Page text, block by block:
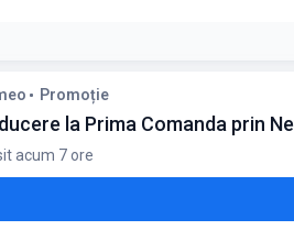
saltelele Aloe Vera. Extra-reducerea
Promoție
la Prima Comanda prin
acum 7 ore